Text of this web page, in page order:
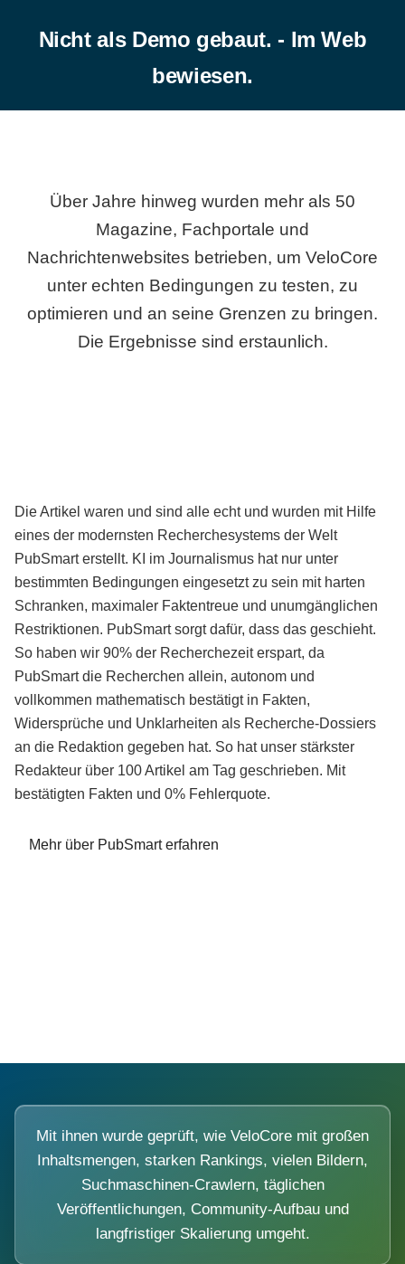
Nicht als Demo gebaut. - Im Web
bewiesen.
Über Jahre hinweg wurden mehr als 50
Magazine, Fachportale und
Nachrichtenwebsites betrieben, um VeloCore
unter echten Bedingungen zu testen, zu
optimieren und an seine Grenzen zu bringen.
Die Ergebnisse sind erstaunlich.
Die Artikel waren und sind alle echt und wurden mit Hilfe
eines der modernsten Recherchesystems der Welt
PubSmart erstellt. KI im Journalismus hat nur unter
bestimmten Bedingungen eingesetzt zu sein mit harten
Schranken, maximaler Faktentreue und unumgänglichen
Restriktionen. PubSmart sorgt dafür, dass das geschieht.
So haben wir 90% der Recherchezeit erspart, da
PubSmart die Recherchen allein, autonom und
vollkommen mathematisch bestätigt in Fakten,
Widersprüche und Unklarheiten als Recherche-Dossiers
an die Redaktion gegeben hat. So hat unser stärkster
Redakteur über 100 Artikel am Tag geschrieben. Mit
bestätigten Fakten und 0% Fehlerquote.
Mehr über PubSmart erfahren
Mit ihnen wurde geprüft, wie VeloCore mit großen
Inhaltsmengen, starken Rankings, vielen Bildern,
Suchmaschinen-Crawlern, täglichen
Veröffentlichungen, Community-Aufbau und
langfristiger Skalierung umgeht.